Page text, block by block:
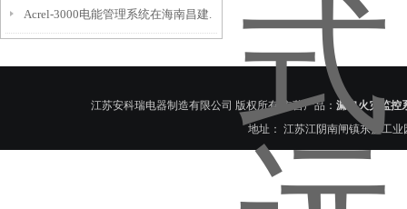
能耗监测系统的设计与应用
Acrel-3000电能管理系统在海南昌建.
江苏安科瑞电器制造有限公司 版权所有 主营产品： 漏电火灾监控
地址： 江苏江阴南闸镇东盟工业